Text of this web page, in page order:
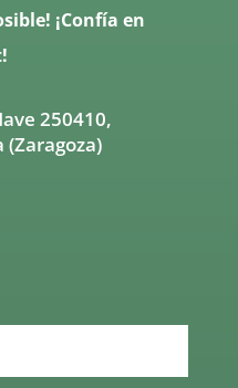
¡Confía en
250410,